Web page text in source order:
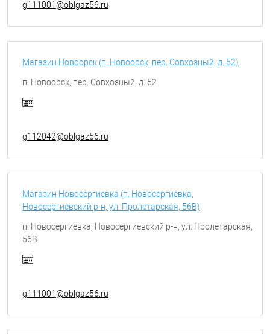
g111001@oblgaz56.ru
Магазин Новоорск (п. Новоорск, пер. Совхозный, д. 52)
п. Новоорск, пер. Совхозный, д. 52
g112042@oblgaz56.ru
Магазин Новосергиевка (п. Новосергиевка,
Новосергиевский р-н, ул. Пролетарская, 56В)
п. Новосергиевка, Новосергиевский р-н, ул. Пролетарская,
56В
g111001@oblgaz56.ru